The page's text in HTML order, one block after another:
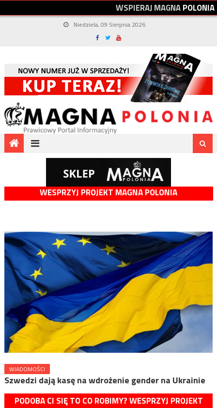
WSPIERAJMAGNAPOLONIA
Niedziela, 09 Sierpnia 2026
WESPRZYJ PROJEKT MAGNA POLONIA
WIADOMOŚCI
Szwedzi dają kasę na wdrożenie gender na Ukrainie
PODOBA CI SIĘ TO CO ROBIMY? WESPRZYJ PROJEKT